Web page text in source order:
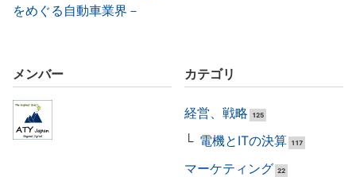
をめぐる自動車業界－
メンバー カテゴリ
経営、戦略 125
電機とITの決算 117
マーケティング 22